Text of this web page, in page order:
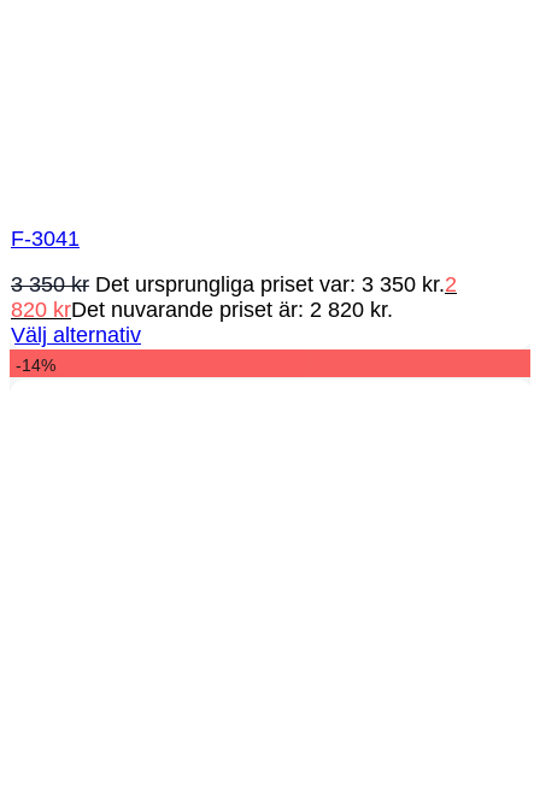
F-3041
3 350kr Det ursprungliga priset var: 3 350 kr.2
820 krDet nuvarande priset är: 2 820 kr.
Välj alternativ
-14%